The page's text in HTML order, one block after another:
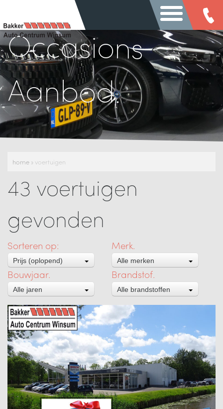
Occasions
Aanbod
home » voertuigen
43 voertuigen
gevonden
Sorteren op:
Prijs (oplopend)
Merk.
Alle merken
Bouwjaar.
Alle jaren
Brandstof.
Alle brandstoffen